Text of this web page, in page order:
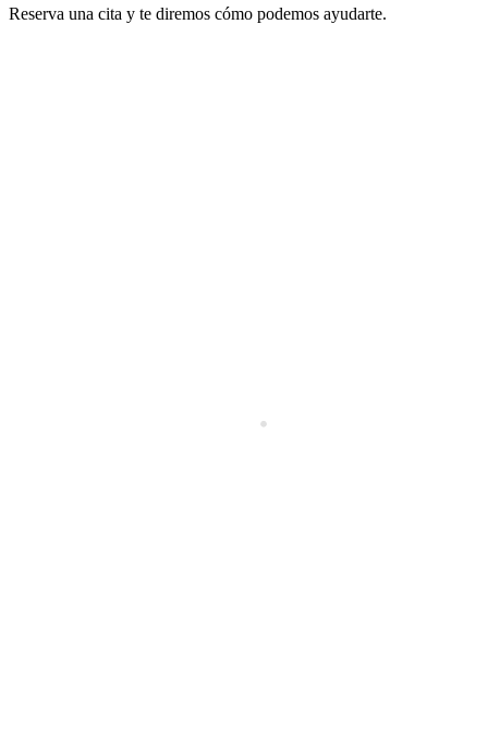
Reserva una cita y te diremos cómo podemos ayudarte.